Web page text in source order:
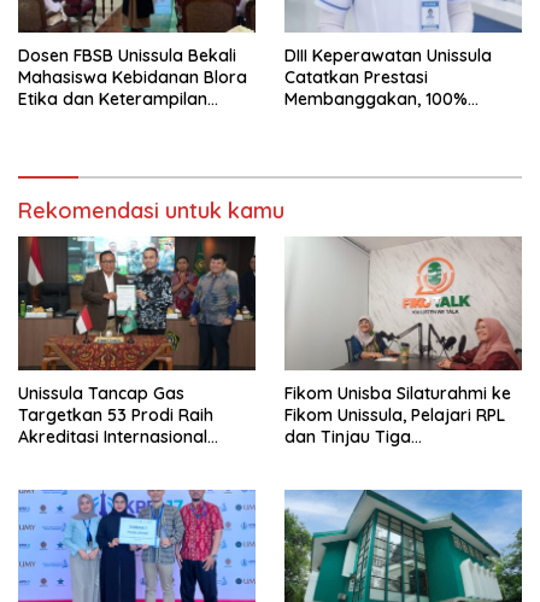
Dosen FBSB Unissula Bekali
Mahasiswa Kebidanan Blora
Etika dan Keterampilan
DIII Keperawatan Unissula
Catatkan Prestasi
Membanggakan, 100%
Rekomendasi untuk kamu
Unissula Tancap Gas
Targetkan 53 Prodi Raih
Akreditasi Internasional
Fikom Unisba Silaturahmi ke
Fikom Unissula, Pelajari RPL
dan Tinjau Tiga